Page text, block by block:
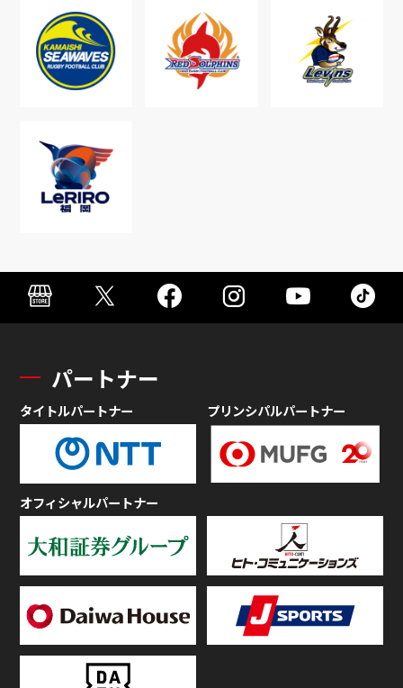
パートナー
タイトルパートナー プリンシパルパートナー
オフィシャルパートナー